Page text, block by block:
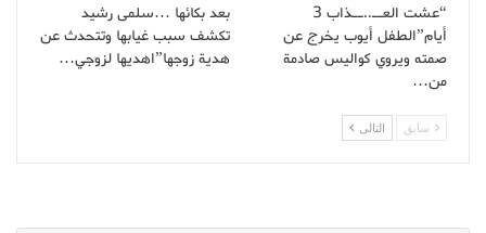
“عشت العــ..ــذاب 3
أيام”الطفل أيوب يخرج عن
صمته ويروي كواليس صادمة
من…
بعد بكائها …سلمى رشيد
تكشف سبب غيابها وتتحدث عن
هدية زوجها”اهديها لزوجي…
سابق التالى